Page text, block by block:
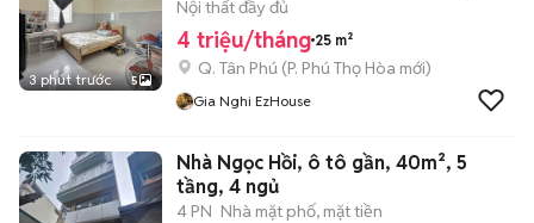
3 phút trước 5
THẤT
Nội thất đầy đủ
4 triệu/tháng 25 m²
Q. Tân Phú (P. Phú Thọ Hòa mới)
Gia Nghi EzHouse
Nhà Ngọc Hồi, ô tô gần, 40m², 5
tầng, 4 ngủ
4 PN Nhà mặt phố, mặt tiền